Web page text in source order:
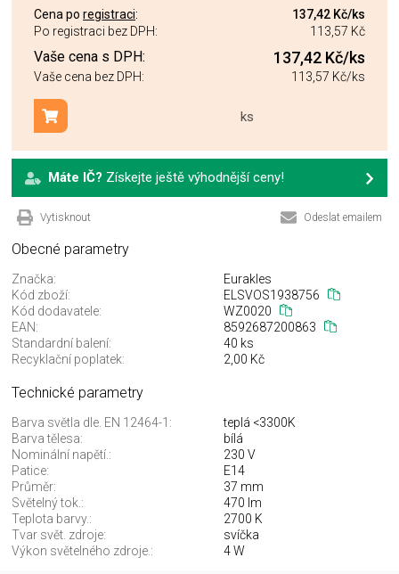
Cena po registraci: 137,42 Kč/ks
Po registraci bez DPH:
113,57 Kč
Vaše cena s DPH: 137,42 Kč/ks
Vaše cena bez DPH: 113,57 Kč/ks
ks
Přidat do košíku
Máte IČ? Získejte ještě výhodnější ceny!
Vytisknout Odeslat emailem
Obecné parametry
Značka:
Eurakles
Kód zboží:
ELSVOS1938756
Kód dodavatele:
WZ0020
EAN:
8592687200863
Standardní balení:
40 ks
Recyklační poplatek:
2,00 Kč
Technické parametry
Barva světla dle. EN 12464-1:
teplá <3300K
Barva tělesa:
bílá
Nominální napětí.:
230 V
Patice:
E14
Průměr:
37 mm
Světelný tok.:
470 lm
Teplota barvy.:
2700 K
Tvar svět. zdroje:
svíčka
Výkon světelného zdroje.:
4 W